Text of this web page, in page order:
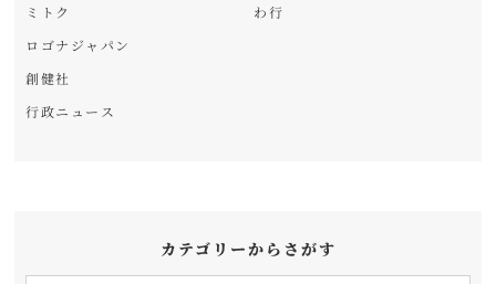
ミトク
ロゴナジャパン
創健社
行政ニュース
わ行
カテゴリーからさがす